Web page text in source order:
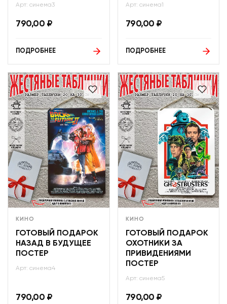
Арт: синема3
790,00 ₽
ПОДРОБНЕЕ
Арт: синема1
790,00 ₽
ПОДРОБНЕЕ
КИНО
ГОТОВЫЙ ПОДАРОК
НАЗАД В БУДУЩЕЕ
ПОСТЕР
Арт: синема4
790,00 ₽
КИНО
ГОТОВЫЙ ПОДАРОК
ОХОТНИКИ ЗА
ПРИВИДЕНИЯМИ
ПОСТЕР
Арт: синема5
790,00 ₽